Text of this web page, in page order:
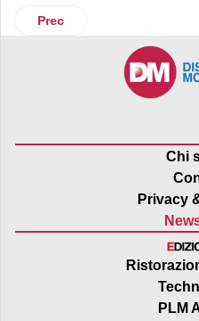
Articolo precedente:
Prec
Chi
Privacy
PLM